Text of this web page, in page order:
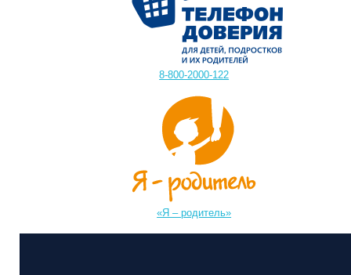
8-800-2000-122
«Я – родитель»